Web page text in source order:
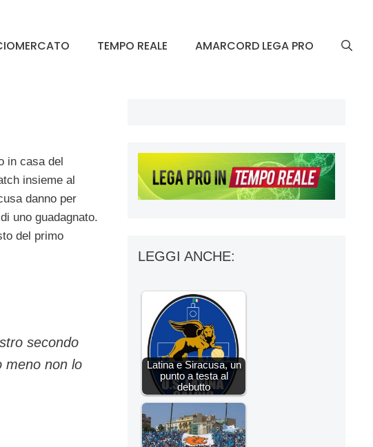
TEMPO REALE AMARCORD LEGA PRO
in casa del
insieme al
danno per
uno guadagnato.
del primo
secondo
meno non lo
LEGGI ANCHE:
Latina e Siracusa, un
punto a testa al
debutto